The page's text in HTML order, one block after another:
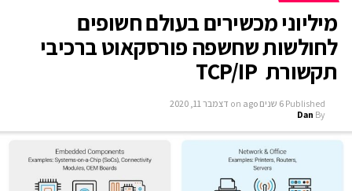
מיליוני מכשירים בעולם חשופים
לחולשות שחשפה פורסקאוט ברכיבי
תקשורת TCP/IP ‎
Published 6 שנים ago on דצמבר 11, 2020
By
Dan